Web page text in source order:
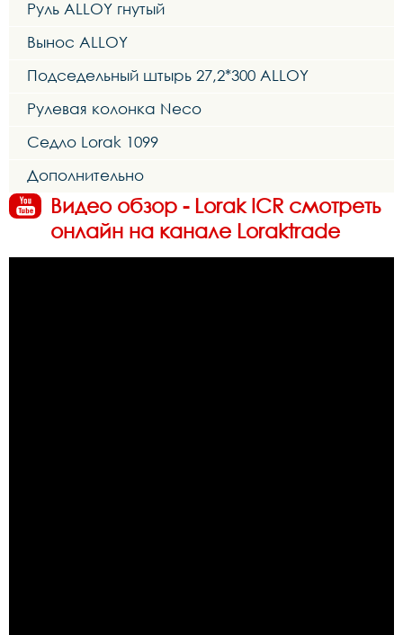
Руль ALLOY гнутый
Вынос ALLOY
Подседельный штырь 27,2*300 ALLOY
Рулевая колонка Neco
Седло Lorak 1099
Дополнительно
Видео обзор - Lorak ICR смотреть
онлайн на канале Loraktrade